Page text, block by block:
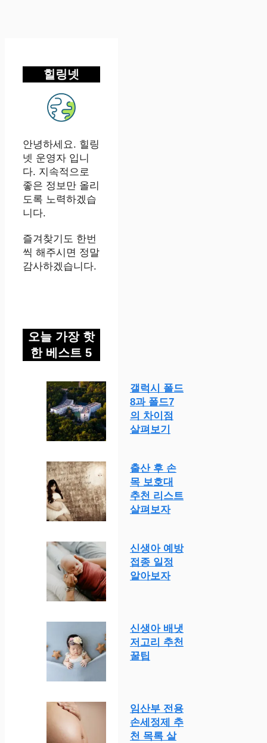
힐링넷
안녕하세요. 힐링
넷 운영자 입니
다. 지속적으로
좋은 정보만 올리
도록 노력하겠습
니다.
즐겨찾기도 한번
씩 해주시면 정말
감사하겠습니다.
오늘 가장 핫
한 베스트 5
갤럭시 폴드
8과 폴드7
의 차이점
살펴보기
출산 후 손
목 보호대
추천 리스트
살펴보자
신생아 예방
접종 일정
알아보자
신생아 배냇
저고리 추천
꿀팁
임산부 전용
손세정제 추
천 목록 살